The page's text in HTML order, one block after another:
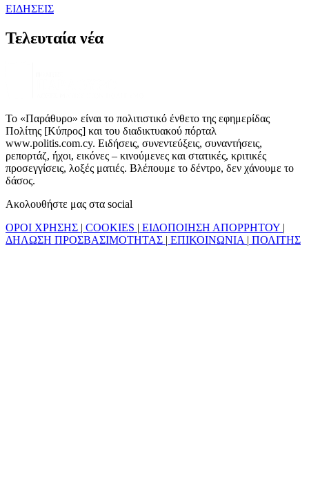
ΕΙΔΗΣΕΙΣ
Τελευταία νέα
Το «Παράθυρο» είναι το πολιτιστικό ένθετο της εφημερίδας
Πολίτης [Κύπρος] και του διαδικτυακού πόρταλ
www.politis.com.cy. Ειδήσεις, συνεντεύξεις, συναντήσεις,
ρεπορτάζ, ήχοι, εικόνες – κινούμενες και στατικές, κριτικές
προσεγγίσεις, λοξές ματιές. Βλέπουμε το δέντρο, δεν χάνουμε το
δάσος.
Ακολουθήστε μας στα social
ΟΡΟΙ ΧΡΗΣΗΣ | COOKIES | ΕΙΔΟΠΟΙΗΣΗ ΑΠΟΡΡΗΤΟΥ |
ΔΗΛΩΣΗ ΠΡΟΣΒΑΣΙΜΟΤΗΤΑΣ | ΕΠΙΚΟΙΝΩΝΙΑ | ΠΟΛΙΤΗΣ